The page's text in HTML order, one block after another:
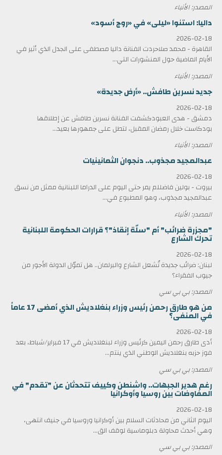
المصدر: الأنباء
داليا: استنوا «ليلى» في «روج أسود»
2026-02-18
القاهرة - محمد صلاحردت الفنانة داليا مصطفى على الجدل الذي أثير في
الأيام الماضية حول المنشورات التي...
المصدر: الأنباء
جديد نسرين طافش.. «أرض جديدة»
2026-02-18
دمشق - هدى العبودكشفت الفنانة نسرين طافش عن إطلاقها
بودكاست خلال رمضان المقبل، لتطل على جمهورها بعيد...
المصدر: الأنباء
عبدالمجيد مجذوب.. دنجوان الثمانينيات
2026-02-18
بيروت - بولين فاضللم يمر حتى اليوم على الدراما اللبنانية ممثل من نسق
عبدالمجيد مجذوب، وهو المطبوع في...
المصدر: الأنباء
"مجزرة ضرائب" أم "سلّة إنقاذ"؟ قرارات الحكومة اللبنانية
تحرك الشارع
2026-02-18
لبنان: ضرائب جديدة تُشعل الشارع والبرلمان.. هل تموّل الدولة الأجور من
جيوب الفقراء؟
المصدر: بي بي سي
من هو طارق رحمن رئيس وزراء بنغلاديش الذي أمضى 17 عاماً
في المنفى؟
2026-02-18
أدى طارق رحمن اليمين كرئيس وزراء لبنغلاديش في 17 فبراير/شباط، بعد
فوز حزبه بنغلاديش الوطني الذي ينتم...
المصدر: بي بي سي
رغم هدير الجبهات.. واشنطن وكييف تتحدثان عن "تقدم" في
المفاوضات بين روسيا وأوكرانيا
2026-02-18
اليوم الثاني من محادثات السلام بين أوكرانيا وروسيا في جنيف انتهى،
وهي أحدث محاولة دبلوماسية لوقف الق...
المصدر: بي بي سي